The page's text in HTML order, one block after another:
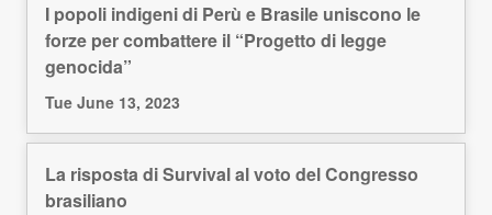
I popoli indigeni di Perù e Brasile uniscono le
forze per combattere il “Progetto di legge
genocida”
Tue June 13, 2023
La risposta di Survival al voto del Congresso
brasiliano